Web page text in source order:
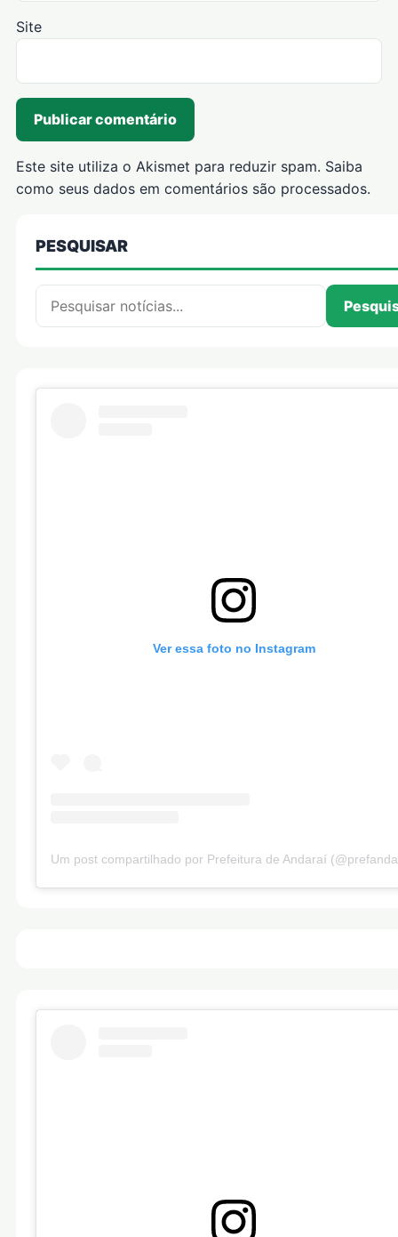
Site
Este site utiliza o Akismet para reduzir spam. Saiba
como seus dados em comentários são processados.
PESQUISAR
Pesquisar por:
Ver essa foto no Instagram
Um post compartilhado por Prefeitura de Andaraí